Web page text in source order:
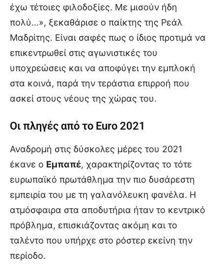
έχω τέτοιες φιλοδοξίες. Με μισούν ήδη
πολύ…», ξεκαθάρισε ο παίκτης της Ρεάλ
Μαδρίτης. Είναι σαφές πως ο ίδιος προτιμά να
επικεντρωθεί στις αγωνιστικές του
υποχρεώσεις και να αποφύγει την εμπλοκή
στα κοινά, παρά την τεράστια επιρροή που
ασκεί στους νέους της χώρας του.
Οι πληγές από το Euro 2021
Αναδρομή στις δύσκολες μέρες του 2021
έκανε ο Εμπαπέ, χαρακτηρίζοντας το τότε
ευρωπαϊκό πρωτάθλημα την πιο δυσάρεστη
εμπειρία του με τη γαλανόλευκη φανέλα. Η
ατμόσφαιρα στα αποδυτήρια ήταν το κεντρικό
πρόβλημα, επισκιάζοντας ακόμη και το
ταλέντο που υπήρχε στο ρόστερ εκείνη την
περίοδο.